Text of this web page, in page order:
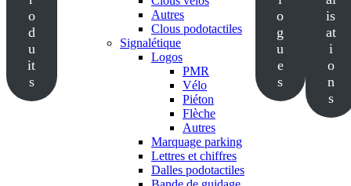
o
d
u
it
s
Autres
Clous podotactiles
Signalétique
Logos
PMR
Vélo
Piéton
Flèche
Autres
Marquage parking
Lettres et chiffres
Dalles podotactiles
o
g
u
e
s
is
at
i
o
n
s